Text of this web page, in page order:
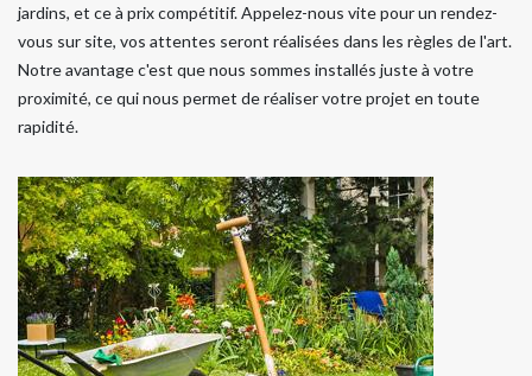
jardins, et ce à prix compétitif. Appelez-nous vite pour un rendez-
vous sur site, vos attentes seront réalisées dans les règles de l'art.
Notre avantage c'est que nous sommes installés juste à votre
proximité, ce qui nous permet de réaliser votre projet en toute
rapidité.